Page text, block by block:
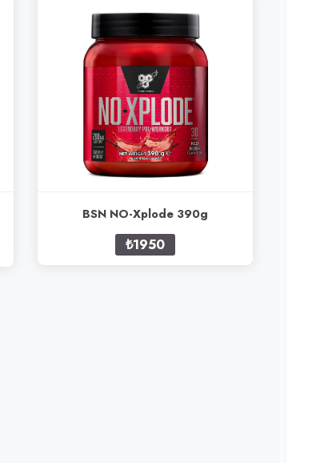
BSN NO-Xplode 390g
₺1950